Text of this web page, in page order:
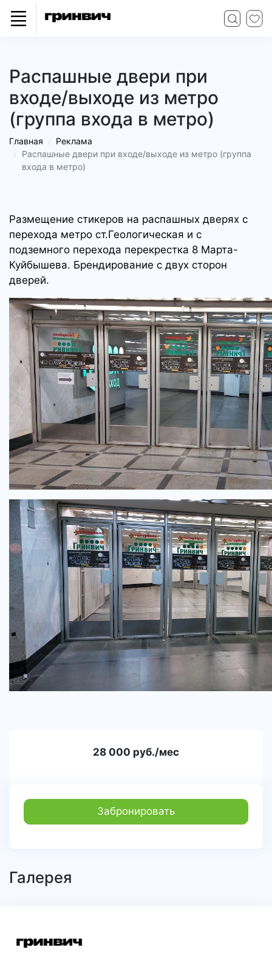
Распашные двери при
входе/выходе из метро
(группа входа в метро)
Главная
Реклама
Распашные двери при входе/выходе из метро (группа
входа в метро)
Размещение стикеров на распашных дверях с
перехода метро ст.Геологическая и с
подземного перехода перекрестка 8 Марта-
Куйбышева. Брендирование с двух сторон
дверей.
28 000 руб./мес
Забронировать
Галерея